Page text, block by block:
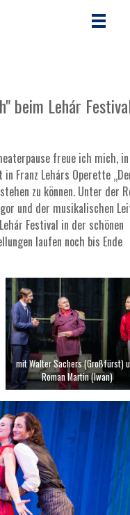
beim Lehár
freue ich mich,
Franz Lehárs Operette
zu können. Unter der
und der musikalischen
Festival in der schönen
laufen noch bis Ende
mit Walter Sachers (Großfürst)
Roman Martin (Iwan)